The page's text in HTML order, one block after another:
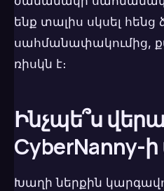
ենք տալիս սկսել հենց
սահմանափակումից,
ռիսկն է։
Ինչպե՞ս
CyberNanny-
Խաղի ներքին